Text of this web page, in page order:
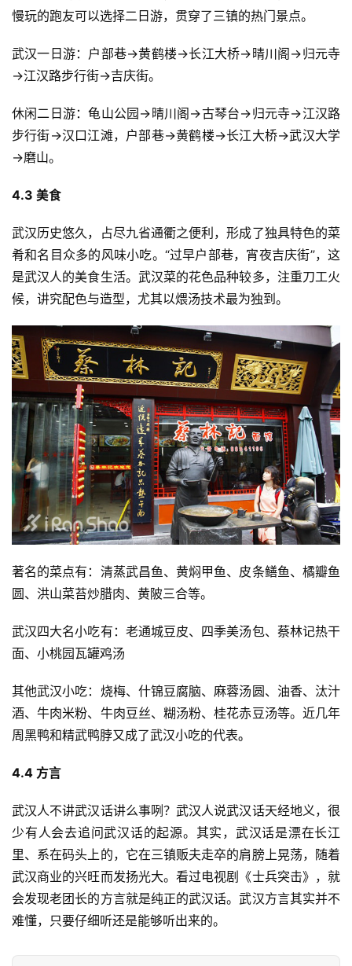
慢玩的跑友可以选择二日游，贯穿了三镇的热门景点。
武汉一日游：户部巷→黄鹤楼→长江大桥→晴川阁→归元寺
→江汉路步行街→吉庆街。
休闲二日游：龟山公园→晴川阁→古琴台→归元寺→江汉路
步行街→汉口江滩，户部巷→黄鹤楼→长江大桥→武汉大学
→磨山。
4.3 美食
武汉历史悠久，占尽九省通衢之便利，形成了独具特色的菜
肴和名目众多的风味小吃。“过早户部巷，宵夜吉庆街”，这
是武汉人的美食生活。武汉菜的花色品种较多，注重刀工火
候，讲究配色与造型，尤其以煨汤技术最为独到。
著名的菜点有：清蒸武昌鱼、黄焖甲鱼、皮条鳝鱼、橘瓣鱼
圆、洪山菜苔炒腊肉、黄陂三合等。
武汉四大名小吃有：老通城豆皮、四季美汤包、蔡林记热干
面、小桃园瓦罐鸡汤
其他武汉小吃：烧梅、什锦豆腐脑、麻蓉汤圆、油香、汰汁
酒、牛肉米粉、牛肉豆丝、糊汤粉、桂花赤豆汤等。近几年
周黑鸭和精武鸭脖又成了武汉小吃的代表。
4.4 方言
武汉人不讲武汉话讲么事咧？武汉人说武汉话天经地义，很
少有人会去追问武汉话的起源。其实，武汉话是漂在长江
里、系在码头上的，它在三镇贩夫走卒的肩膀上晃荡，随着
武汉商业的兴旺而发扬光大。看过电视剧《士兵突击》，就
会发现老团长的方言就是纯正的武汉话。武汉方言其实并不
难懂，只要仔细听还是能够听出来的。